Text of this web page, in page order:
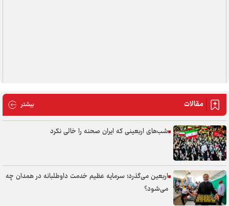
مقالات بیشتر مقالات
شب‌های اربعینی که ایران صحنه را خالی نکرد
اربعین می‌گذرد؛ سرمایه عظیم خدمت داوطلبانه در همدان چه
می‌شود؟